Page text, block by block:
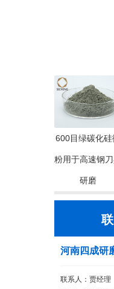
600目绿碳化硅
粉用于高速钢
研磨
河南四成研
联系人：贾经理